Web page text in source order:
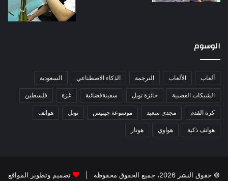
الوسوم
ألعاب الألعاب الترجمة الذكاء الاصطناعي السعودية
الشبكات العصبية جائزة نوبل سفينةفضائية غزة فلسطين
كرة القدم مجدي سعيد موسوعة جينيس نوبل هواتف
هواتف ذكية هواوي هونار
© حقوق النشر 2026، جميع الحقوق محفوظة | تصميم وتطوير المواقع